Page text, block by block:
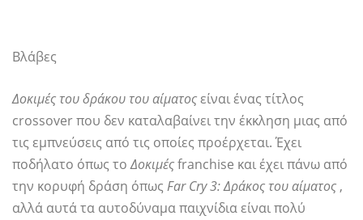
Βλάβες
Δοκιμές του δράκου του αίματοςείναι ένας τίτλος
crossover που δεν καταλαβαίνει την έκκληση μιας από
τις εμπνεύσεις από τις οποίες προέρχεται. Έχει
ποδήλατο όπως τοΔοκιμέςfranchise και έχει πάνω από
την κορυφή δράση όπως Far Cry 3: Δράκος του αίματος ,
αλλά αυτά τα αυτοδύναμα παιχνίδια είναι πολύ